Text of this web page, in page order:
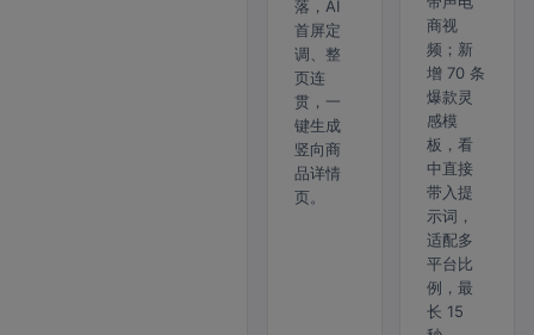
落，AI
首屏定
调、整
页连
贯，一
键生成
竖向商
品详情
页。
商视
频；新
增 70 条
爆款灵
感模
板，看
中直接
带入提
示词，
适配多
平台比
例，最
长 15